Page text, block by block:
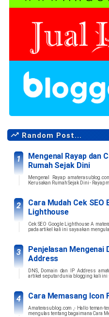
Random Post...
Mengenal Rayap dan
Rumah Sejak Dini
Mengenal Rayap
Kerusakan Rumah Sejak Dini - Rayap
Cara Mudah Cek SEO
Lighthouse
Cek SEO Google Lighthouse A
pada artikel kali ini saya akan
Penjelasan Mengenai
Address
DNS, Domain dan IP Address
artikel seputar dunia blogging kali ini
Cara Memasang Icon
Amaterasublog.com ,- Hallo teman-
mengulas tentang bagaimana Cara